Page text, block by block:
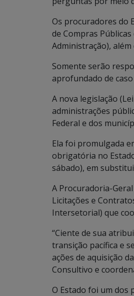
Os procuradores do
de Compras Públicas
Administração),
Somente serão
aprofundado de
A nova legislação
administrações
Federal e dos
Ela foi promulgada
obrigatória no
sábado), em
A Procuradoria-
Licitações e
Intersetorial) que
“Ciente de sua
transição pacífica e
ações de aquisição
Consultivo e
O Estado foi um dos